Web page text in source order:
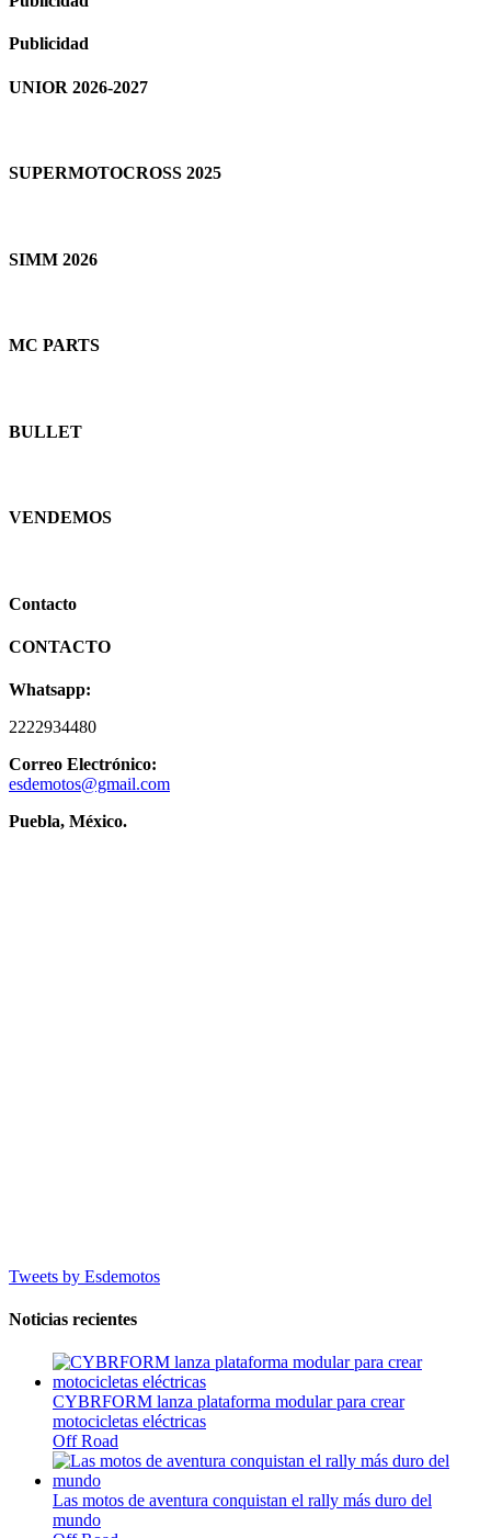
Publicidad
UNIOR 2026-2027
SUPERMOTOCROSS 2025
SIMM 2026
MC PARTS
BULLET
VENDEMOS
Contacto
CONTACTO
Whatsapp:
2222934480
Correo Electrónico:
esdemotos@gmail.com
Puebla, México.
Tweets by Esdemotos
Noticias recientes
CYBRFORM lanza plataforma modular para crear
motocicletas eléctricas
Off Road
Las motos de aventura conquistan el rally más duro del
mundo